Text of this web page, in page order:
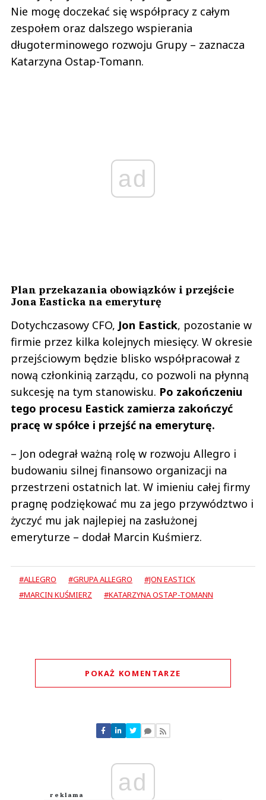
Nie mogę doczekać się współpracy z całym
zespołem oraz dalszego wspierania
długoterminowego rozwoju Grupy – zaznacza
Katarzyna Ostap-Tomann.
ad
Plan przekazania obowiązków i przejście
Jona Easticka na emeryturę
Dotychczasowy CFO, Jon Eastick, pozostanie w
firmie przez kilka kolejnych miesięcy. W okresie
przejściowym będzie blisko współpracował z
nową członkinią zarządu, co pozwoli na płynną
sukcesję na tym stanowisku. Po zakończeniu
tego procesu Eastick zamierza zakończyć
pracę w spółce i przejść na emeryturę.
– Jon odegrał ważną rolę w rozwoju Allegro i
budowaniu silnej finansowo organizacji na
przestrzeni ostatnich lat. W imieniu całej firmy
pragnę podziękować mu za jego przywództwo i
życzyć mu jak najlepiej na zasłużonej
emeryturze – dodał Marcin Kuśmierz.
#ALLEGRO #GRUPA ALLEGRO
#JON EASTICK
#MARCIN KUŚMIERZ
#KATARZYNA OSTAP-TOMANN
POKAŻ KOMENTARZE
Nie znaleziono komentarzy
Zostaw swoje komentarze
Anuluj
ad